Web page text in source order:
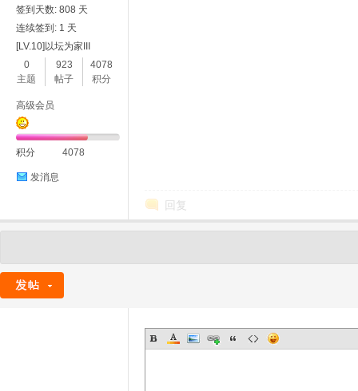
签到天数: 808 天
连续签到: 1 天
[LV.10]以坛为家III
0
主题
923
帖子
4078
积分
高级会员
积分 4078
发消息
回复